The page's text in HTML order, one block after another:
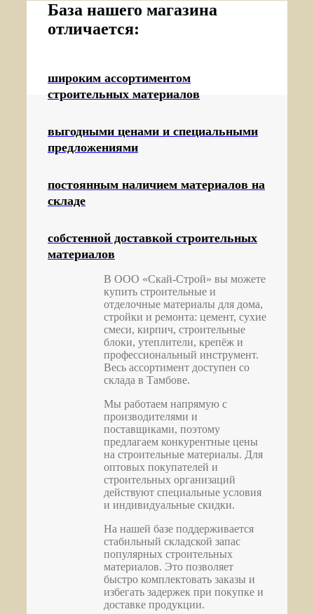
База нашего магазина
отличается:
широким ассортиментом
строительных материалов
выгодными ценами и специальными
предложениями
постоянным наличием материалов на
складе
собстенной доставкой строительных
материалов
В ООО «Скай-Строй» вы можете
купить строительные и
отделочные материалы для дома,
стройки и ремонта: цемент, сухие
смеси, кирпич, строительные
блоки, утеплители, крепёж и
профессиональный инструмент.
Весь ассортимент доступен со
склада в Тамбове.
Мы работаем напрямую с
производителями и
поставщиками, поэтому
предлагаем конкурентные цены
на строительные материалы. Для
оптовых покупателей и
строительных организаций
действуют специальные условия
и индивидуальные скидки.
На нашей базе поддерживается
стабильный складской запас
популярных строительных
материалов. Это позволяет
быстро комплектовать заказы и
избегать задержек при покупке и
доставке продукции.